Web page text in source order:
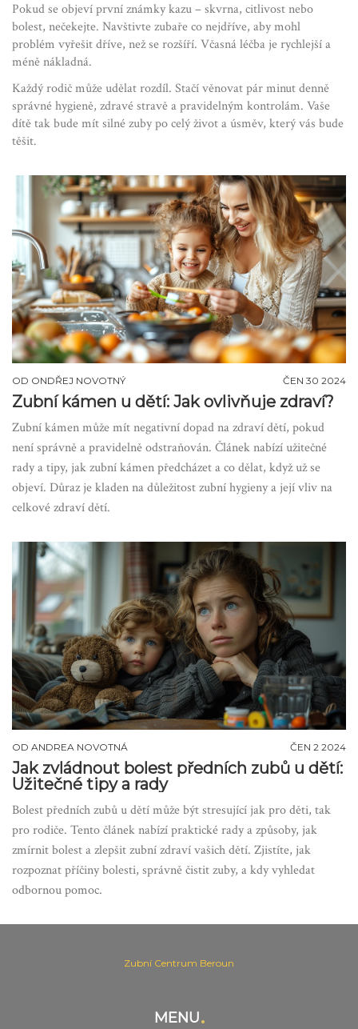
Pokud se objeví první známky kazu – skvrna, citlivost nebo
bolest, nečekejte. Navštivte zubaře co nejdříve, aby mohl
problém vyřešit dříve, než se rozšíří. Včasná léčba je rychlejší a
méně nákladná.
Každý rodič může udělat rozdíl. Stačí věnovat pár minut denně
správné hygieně, zdravé stravě a pravidelným kontrolám. Vaše
dítě tak bude mít silné zuby po celý život a úsměv, který vás bude
těšit.
OD ONDŘEJ NOVOTNÝ ČEN 30 2024
Zubní kámen u dětí: Jak ovlivňuje zdraví?
Zubní kámen může mít negativní dopad na zdraví dětí, pokud
není správně a pravidelně odstraňován. Článek nabízí užitečné
rady a tipy, jak zubní kámen předcházet a co dělat, když už se
objeví. Důraz je kladen na důležitost zubní hygieny a její vliv na
celkové zdraví dětí.
OD ANDREA NOVOTNÁ ČEN 2 2024
Jak zvládnout bolest předních zubů u dětí:
Užitečné tipy a rady
Bolest předních zubů u dětí může být stresující jak pro děti, tak
pro rodiče. Tento článek nabízí praktické rady a způsoby, jak
zmírnit bolest a zlepšit zubní zdraví vašich dětí. Zjistíte, jak
rozpoznat příčiny bolesti, správně čistit zuby, a kdy vyhledat
odbornou pomoc.
Zubní Centrum Beroun
MENU